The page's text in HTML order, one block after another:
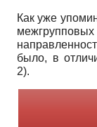
Как уже
было, в
2).